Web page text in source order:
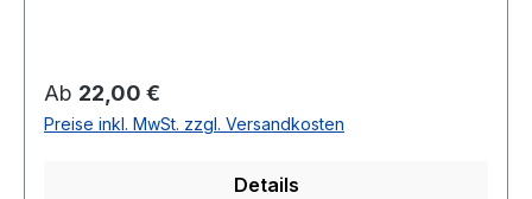
#angenehmestragegefühl #Oeko-Tex100
Strapazierfähiger Stoff, weiche Qualität
#RINGGESPONNEN Schwerer Stoff 190 g/m²
Regulärer Preis:
Ab 22,00 €
Preise inkl. MwSt. zzgl. Versandkosten
Details